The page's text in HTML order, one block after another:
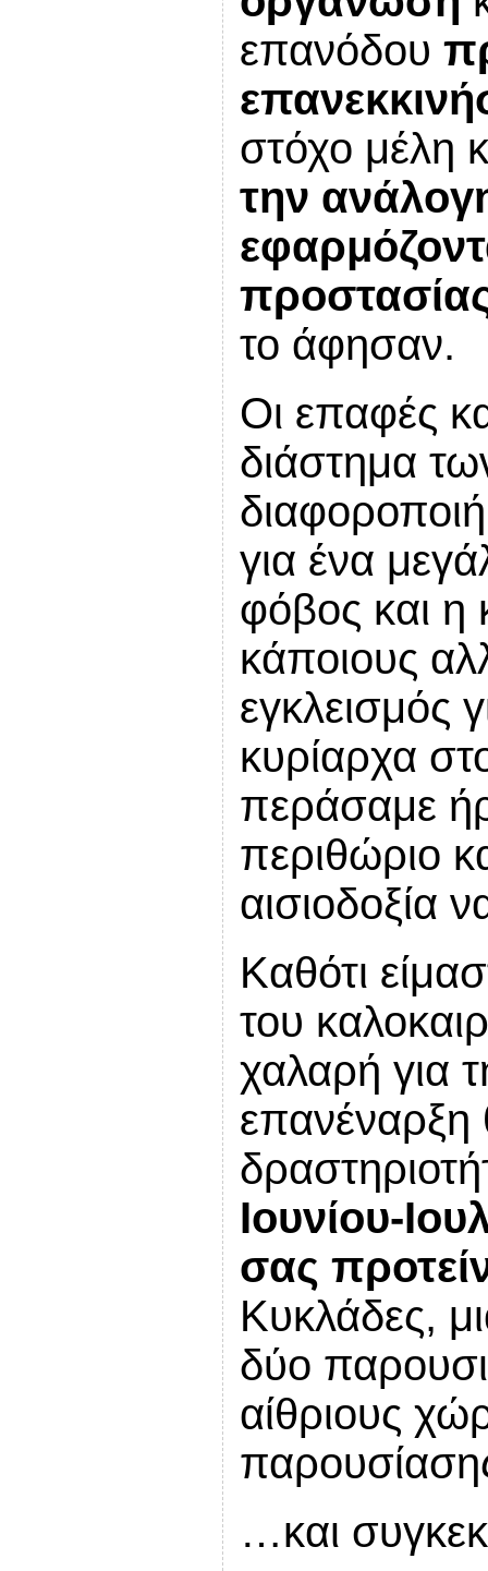
επανόδου
στόχο μέλη
την
το άφησαν.
Οι επαφές
διάστημα
για ένα
φόβος και η
κάποιους
εγκλεισμός
κυρίαρχα
περάσαμε
περιθώριο
αισιοδοξία
Καθότι
του
χαλαρή για
επανέναρξη
Ιουνίου-
σας
Κυκλάδες,
δύο
αίθριους
…και